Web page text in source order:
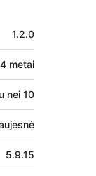
1.2.0
4 metai
nei 10
5.9.15